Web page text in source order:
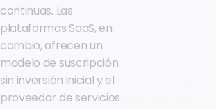
continuas. Las
plataformas SaaS, en
cambio, ofrecen un
modelo de suscripción
sin inversión inicial y el
proveedor de servicios